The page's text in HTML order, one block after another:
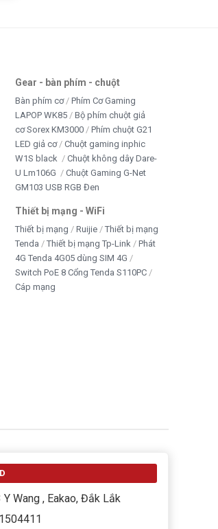
Gear - bàn phím - chuột
Bàn phím cơ
Phím Cơ Gaming
LAPOP WK85
Bộ phím chuột giả
cơ Sorex KM3000
Phím chuột G21
LED giả cơ
Chuột gaming inphic
W1S black
Chuột không dây Dare-
U Lm106G
Chuột Gaming G-Net
GM103 USB RGB Đen
Thiết bị mạng - WiFi
Thiết bị mạng Ruijie
Thiết bị mạng
Tenda
Thiết bị mạng Tp-Link
Phát
4G Tenda 4G05 dùng SIM 4G
Switch PoE 8 Cổng Tenda S110PC
Cáp mạng
Wang , Eakao, Đắk Lắk